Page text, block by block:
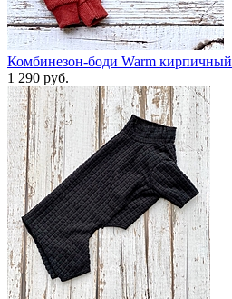
Комбинезон-боди Warm кирпичный
1 290 руб.